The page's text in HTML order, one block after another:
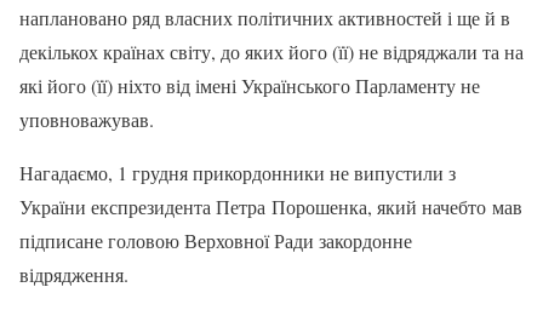
наплановано ряд власних політичних активностей і ще й в
декількох країнах світу, до яких його (її) не відряджали та на
які його (її) ніхто від імені Українського Парламенту не
уповноважував.
Нагадаємо, 1 грудня прикордонники не випустили з
України експрезидента Петра Порошенка, який начебто мав
підписане головою Верховної Ради закордонне
відрядження.